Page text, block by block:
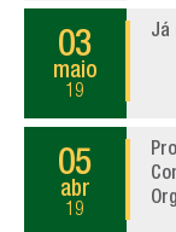
03
maio
19
Já
05
abr
19